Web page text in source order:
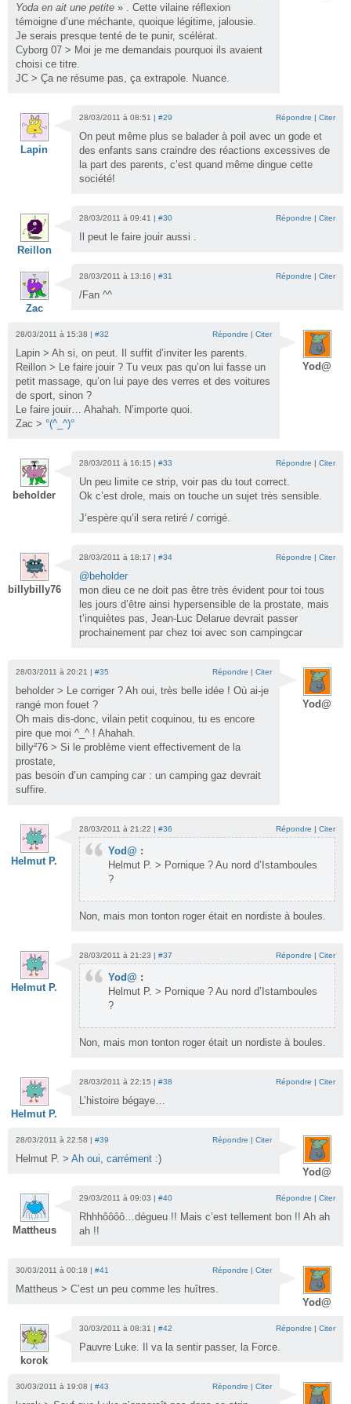
Yoda en ait une petite » . Cette vilaine réflexion
témoigne d’une méchante, quoique légitime, jalousie.
Je serais presque tenté de te punir, scélérat.
Cyborg 07 > Moi je me demandais pourquoi ils avaient
choisi ce titre.
JC > Ça ne résume pas, ça extrapole. Nuance.
Lapin
28/03/2011 à 08:51 | #29 Répondre | Citer
On peut même plus se balader à poil avec un gode et
des enfants sans craindre des réactions excessives de
la part des parents, c’est quand même dingue cette
société!
Reillon
28/03/2011 à 09:41 | #30 Répondre | Citer
Il peut le faire jouir aussi .
Zac
28/03/2011 à 13:16 | #31 Répondre | Citer
/Fan ^^
Yod@
28/03/2011 à 15:38 | #32 Répondre | Citer
Lapin > Ah si, on peut. Il suffit d’inviter les parents.
Reillon > Le faire jouir ? Tu veux pas qu’on lui fasse un
petit massage, qu’on lui paye des verres et des voitures
de sport, sinon ?
Le faire jouir… Ahahah. N’importe quoi.
Zac > °(^_^)°
beholder
28/03/2011 à 16:15 | #33 Répondre | Citer
Un peu limite ce strip, voir pas du tout correct.
Ok c’est drole, mais on touche un sujet très sensible.
J’espère qu’il sera retiré / corrigé.
billybilly76
28/03/2011 à 18:17 | #34 Répondre | Citer
@beholder
mon dieu ce ne doit pas être très évident pour toi tous
les jours d’être ainsi hypersensible de la prostate, mais
t’inquiètes pas, Jean-Luc Delarue devrait passer
prochainement par chez toi avec son campingcar
Yod@
28/03/2011 à 20:21 | #35 Répondre | Citer
beholder > Le corriger ? Ah oui, très belle idée ! Où ai-je
rangé mon fouet ?
Oh mais dis-donc, vilain petit coquinou, tu es encore
pire que moi ^_^ ! Ahahah.
billy²76 > Si le problème vient effectivement de la
prostate,
pas besoin d’un camping car : un camping gaz devrait
suffire.
Helmut P.
28/03/2011 à 21:22 | #36 Répondre | Citer
Yod@ :
Helmut P. > Pornique ? Au nord d’Istamboules
?
Non, mais mon tonton roger était en nordiste à boules.
Helmut P.
28/03/2011 à 21:23 | #37 Répondre | Citer
Yod@ :
Helmut P. > Pornique ? Au nord d’Istamboules
?
Non, mais mon tonton roger était un nordiste à boules.
Helmut P.
28/03/2011 à 22:15 | #38 Répondre | Citer
L’histoire bégaye…
Yod@
28/03/2011 à 22:58 | #39 Répondre | Citer
Helmut P. > Ah oui, carrément :)
Mattheus
29/03/2011 à 09:03 | #40 Répondre | Citer
Rhhhôôôô…dégueu !! Mais c’est tellement bon !! Ah ah
ah !!
Yod@
30/03/2011 à 00:18 | #41 Répondre | Citer
Mattheus > C’est un peu comme les huîtres.
korok
30/03/2011 à 08:31 | #42 Répondre | Citer
Pauvre Luke. Il va la sentir passer, la Force.
30/03/2011 à 19:08 | #43 Répondre | Citer